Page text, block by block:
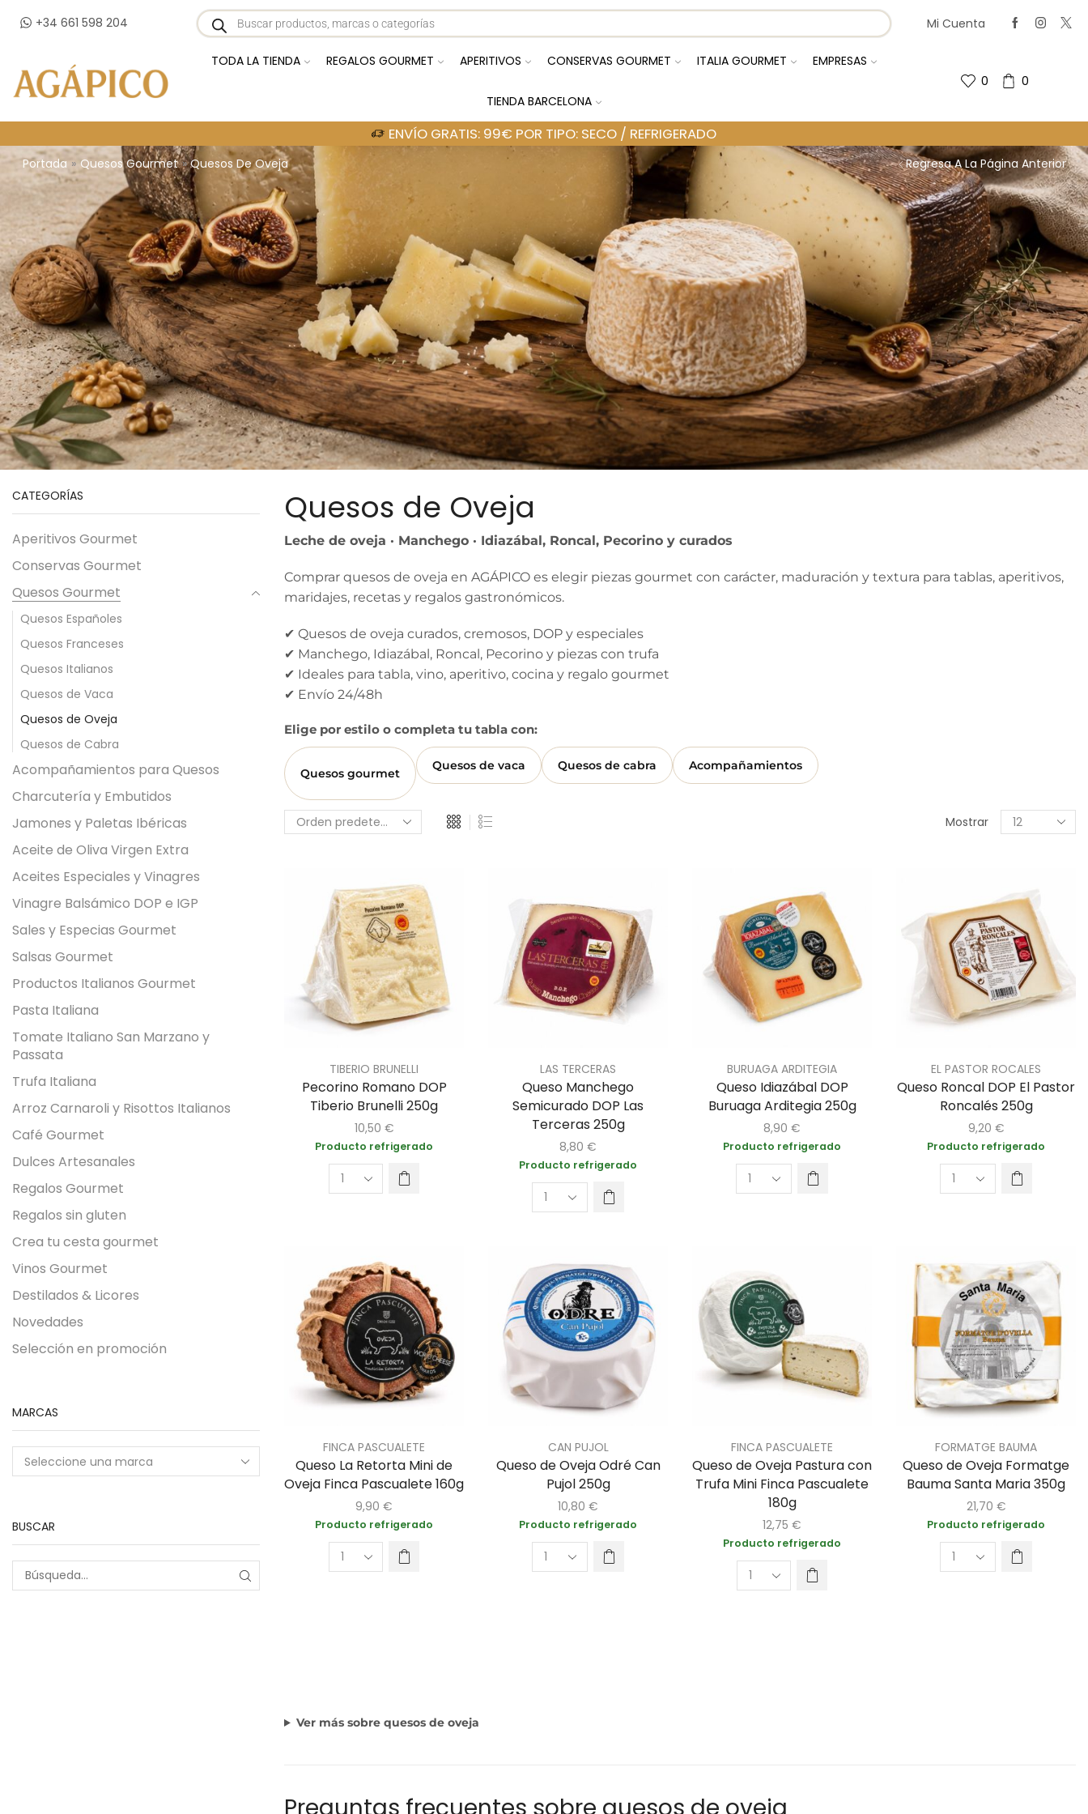
+34 661 598 204 Mi Cuenta
TODA LA TIENDA REGALOS GOURMET APERITIVOS CONSERVAS GOURMET ITALIA GOURMET EMPRESAS
TIENDA BARCELONA
0 0
ENVÍO GRATIS: 99€ POR TIPO: SECO / REFRIGERADO
Regresa A La Página Anterior
Portada»Quesos Gourmet»Quesos De Oveja
Quesos de Oveja
Leche de oveja · Manchego · Idiazábal, Roncal, Pecorino y curados
Comprar quesos de oveja en AGÁPICO es elegir piezas gourmet con carácter, maduración y textura para tablas, aperitivos,
maridajes, recetas y regalos gastronómicos.
✔ Quesos de oveja curados, cremosos, DOP y especiales
✔ Manchego, Idiazábal, Roncal, Pecorino y piezas con trufa
✔ Ideales para tabla, vino, aperitivo, cocina y regalo gourmet
✔ Envío 24/48h
Elige por estilo o completa tu tabla con:
Quesos gourmet
Quesos de vaca Quesos de cabra Acompañamientos
Mostrar
TIBERIO BRUNELLI
Pecorino Romano DOP
Tiberio Brunelli 250g
10,50 €
Producto refrigerado
LAS TERCERAS
Queso Manchego
Semicurado DOP Las
Terceras 250g
8,80 €
Producto refrigerado
BURUAGA ARDITEGIA
Queso Idiazábal DOP
Buruaga Arditegia 250g
8,90 €
Producto refrigerado
EL PASTOR ROCALES
Queso Roncal DOP El Pastor
Roncalés 250g
9,20 €
Producto refrigerado
FINCA PASCUALETE
Queso La Retorta Mini de
Oveja Finca Pascualete 160g
9,90 €
Producto refrigerado
CAN PUJOL
Queso de Oveja Odré Can
Pujol 250g
10,80 €
Producto refrigerado
FINCA PASCUALETE
Queso de Oveja Pastura con
Trufa Mini Finca Pascualete
180g
12,75 €
Producto refrigerado
FORMATGE BAUMA
Queso de Oveja Formatge
Bauma Santa Maria 350g
21,70 €
Producto refrigerado
Ver más sobre quesos de oveja
CATEGORÍAS
Aperitivos Gourmet
Conservas Gourmet
Quesos Gourmet
Quesos Españoles
Quesos Franceses
Quesos Italianos
Quesos de Vaca
Quesos de Oveja
Quesos de Cabra
Acompañamientos para Quesos
Charcutería y Embutidos
Jamones y Paletas Ibéricas
Aceite de Oliva Virgen Extra
Aceites Especiales y Vinagres
Vinagre Balsámico DOP e IGP
Sales y Especias Gourmet
Salsas Gourmet
Productos Italianos Gourmet
Pasta Italiana
Tomate Italiano San Marzano y
Passata
Trufa Italiana
Arroz Carnaroli y Risottos Italianos
Café Gourmet
Dulces Artesanales
Regalos Gourmet
Regalos sin gluten
Crea tu cesta gourmet
Vinos Gourmet
Destilados & Licores
Novedades
Selección en promoción
MARCAS
BUSCAR